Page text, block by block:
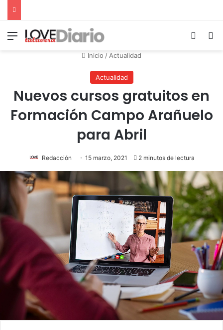
Menú
Inicio /Actualidad
Actualidad
Nuevos cursos gratuitos en
Formación Campo Arañuelo
para Abril
Redacción 15 marzo, 2021 2 minutos de lectura